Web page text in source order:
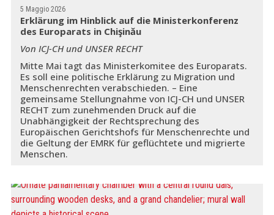
5 Maggio 2026
Erklärung im Hinblick auf die Ministerkonferenz
des Europarats in Chişinău
Von ICJ-CH und UNSER RECHT
Mitte Mai tagt das Ministerkomitee des Europarats.
Es soll eine politische Erklärung zu Migration und
Menschenrechten verabschieden. – Eine
gemeinsame Stellungnahme von ICJ-CH und UNSER
RECHT zum zunehmenden Druck auf die
Unabhängigkeit der Rechtsprechung des
Europäischen Gerichtshofs für Menschenrechte und
die Geltung der EMRK für geflüchtete und migrierte
Menschen.